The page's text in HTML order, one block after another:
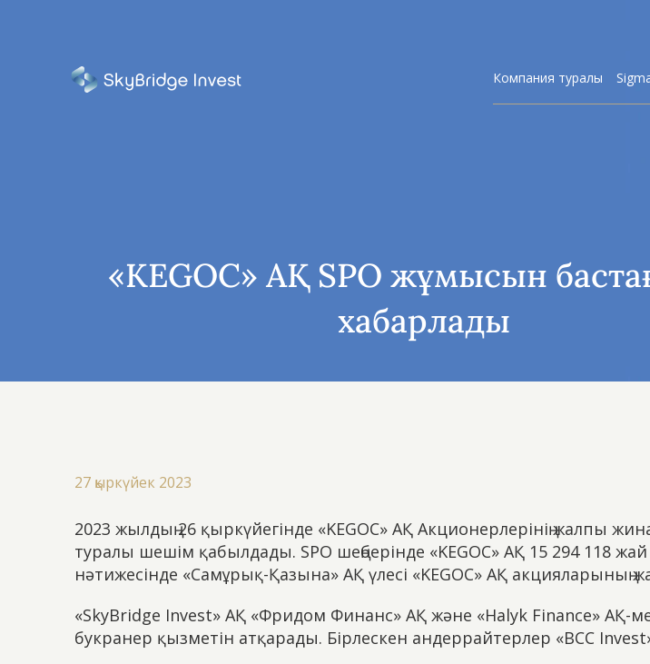
Компания туралы
«KEGOC» АҚ SPO жұмысын
хабарлады
27 қыркүйек 2023
2023 жылдың 26 ​​қыркүйегінде «KEGOC» АҚ Акционерлерінің жалпы
туралы шешім қабылдады. SPO шеңберінде «KEGOC» АҚ 15 294 118
нәтижесінде «Самұрық-Қазына» АҚ үлесі «KEGOC» АҚ акцияларының
«SkyBridge Invest» АҚ «Фридом Финанс» АҚ және «Halyk Finance» АҚ-
букранер қызметін атқарады. Бірлескен андеррайтерлер «BCC